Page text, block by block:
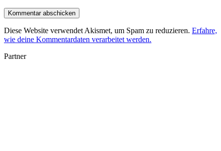
Diese Website verwendet Akismet, um Spam zu reduzieren. Erfahre,
wie deine Kommentardaten verarbeitet werden.
Partner